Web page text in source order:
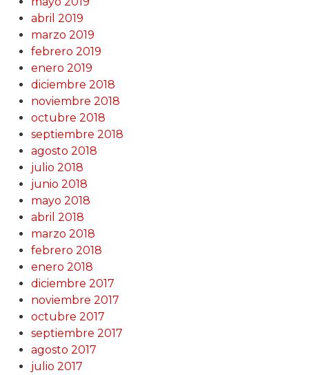
abril 2019
marzo 2019
febrero 2019
enero 2019
diciembre 2018
noviembre 2018
octubre 2018
septiembre 2018
agosto 2018
julio 2018
junio 2018
mayo 2018
abril 2018
marzo 2018
febrero 2018
enero 2018
diciembre 2017
noviembre 2017
octubre 2017
septiembre 2017
agosto 2017
julio 2017